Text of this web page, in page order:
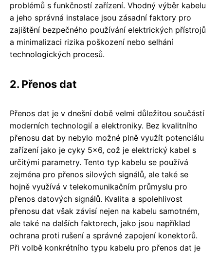
problémů s funkčností zařízení. Vhodný výběr kabelu
a jeho správná instalace jsou zásadní faktory pro
zajištění bezpečného používání elektrických přístrojů
a minimalizaci rizika poškození nebo selhání
technologických procesů.
2. Přenos dat
Přenos dat je v dnešní době velmi důležitou součástí
moderních technologií a elektroniky. Bez kvalitního
přenosu dat by nebylo možné plně využít potenciálu
zařízení jako je cyky 5x6, což je elektrický kabel s
určitými parametry. Tento typ kabelu se používá
zejména pro přenos silových signálů, ale také se
hojně využívá v telekomunikačním průmyslu pro
přenos datových signálů. Kvalita a spolehlivost
přenosu dat však závisí nejen na kabelu samotném,
ale také na dalších faktorech, jako jsou například
ochrana proti rušení a správné zapojení konektorů.
Při volbě konkrétního typu kabelu pro přenos dat je